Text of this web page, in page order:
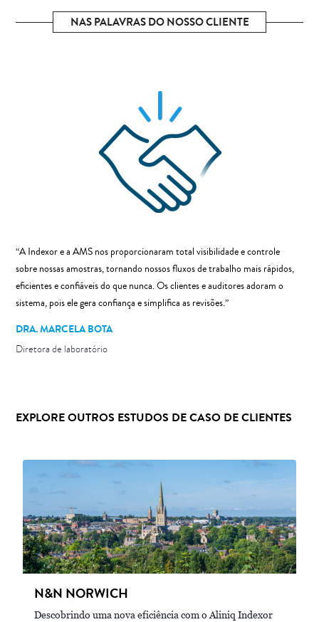
NAS PALAVRAS DO NOSSO CLIENTE
“A Indexor e a AMS nos proporcionaram total visibilidade e controle
sobre nossas amostras, tornando nossos fluxos de trabalho mais rápidos,
eficientes e confiáveis do que nunca. Os clientes e auditores adoram o
sistema, pois ele gera confiança e simplifica as revisões.”
DRA. MARCELA BOTA
Diretora de laboratório
EXPLORE OUTROS ESTUDOS DE CASO DE CLIENTES
N&N NORWICH
Descobrindo uma nova eficiência com o Aliniq Indexor